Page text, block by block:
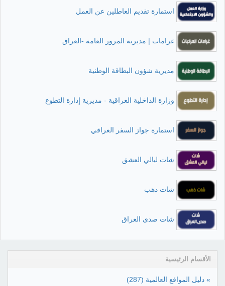
استمارة تقديم العاطلين عن العمل
غرامات | مديرية المرور العامة -العراق
مديرية شؤون البطاقة الوطنية
وزارة الداخلية العراقية - مديرية إدارة التطوع
استمارة جواز السفر العراقي
شات ليالي العشق
شات ذهب
شات صدى العراق
الأقسام الرئيسية
» دليل المواقع العالمية (287)